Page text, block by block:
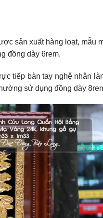
sản xuất hàng loạt, mẫu
đồng dày 6rem.
tiếp bàn tay nghệ nhân
sử dụng đồng dày